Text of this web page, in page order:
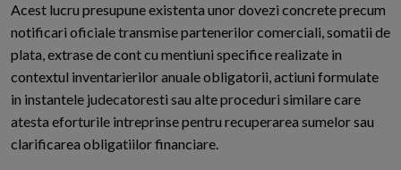
Acest lucru presupune existenta unor dovezi concrete precum
notificari oficiale transmise partenerilor comerciali, somatii de
plata, extrase de cont cu mentiuni specifice realizate in
contextul inventarierilor anuale obligatorii, actiuni formulate
in instantele judecatoresti sau alte proceduri similare care
atesta eforturile intreprinse pentru recuperarea sumelor sau
clarificarea obligatiilor financiare.